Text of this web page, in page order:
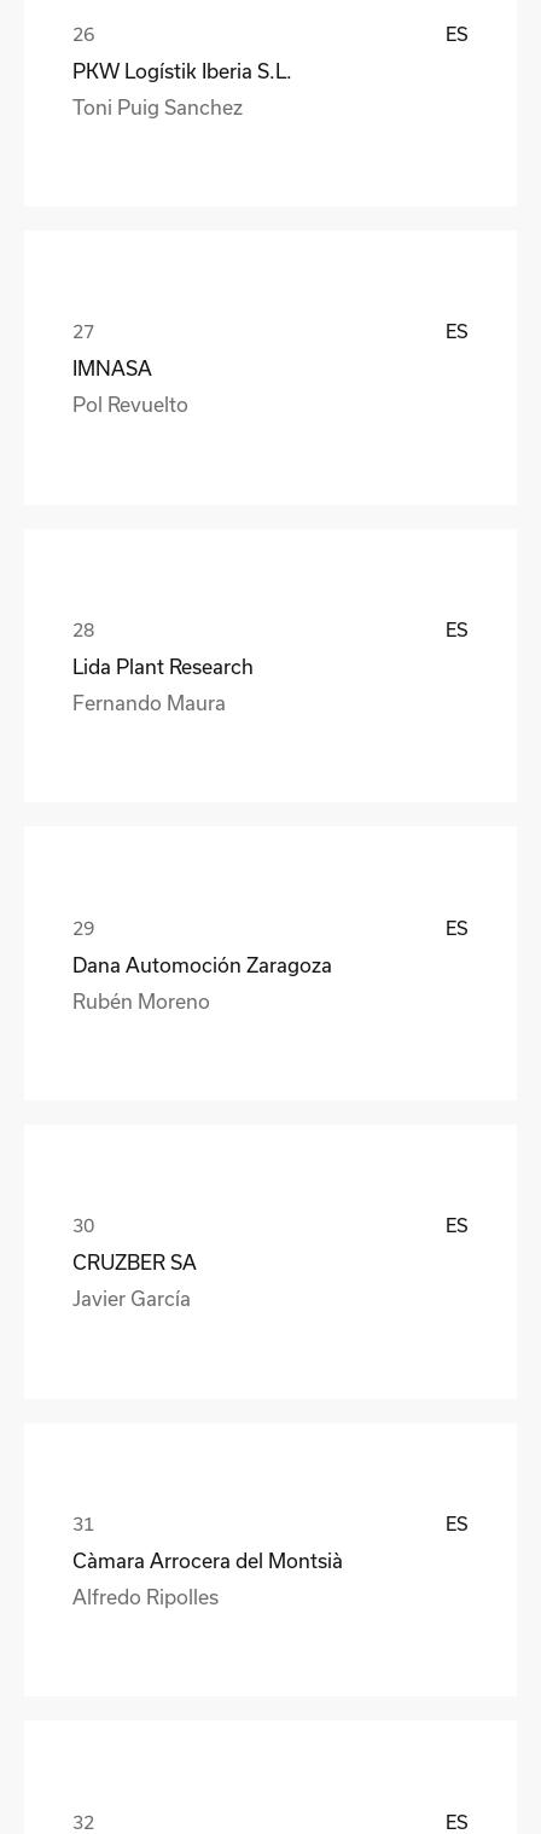
ES
PKW Logístik Iberia S.L.
Toni Puig Sanchez
ES
IMNASA
Pol Revuelto
ES
Lida Plant Research
Fernando Maura
ES
Dana Automoción Zaragoza
Rubén Moreno
ES
CRUZBER SA
Javier García
ES
Càmara Arrocera del Montsià
Alfredo Ripolles
ES